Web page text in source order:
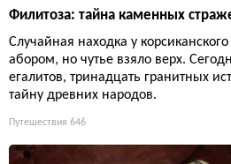
Филитоза: тайна каменных
Случайная находка у
абором, но чутье взяло верх.
егалитов, тринадцать гранитных
тайну древних народов.
Путешествия 646